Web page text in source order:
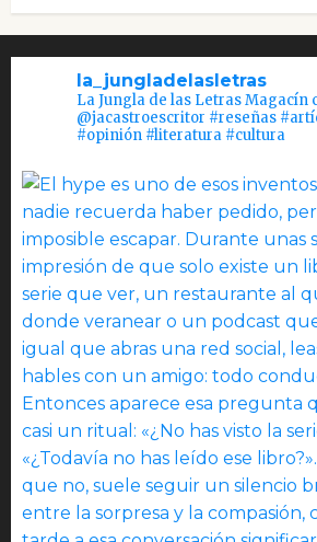
la_jungladelasletras
La Jungla de las Letras
@jacastroescritor #reseñas
#opinión #literatura #cultura